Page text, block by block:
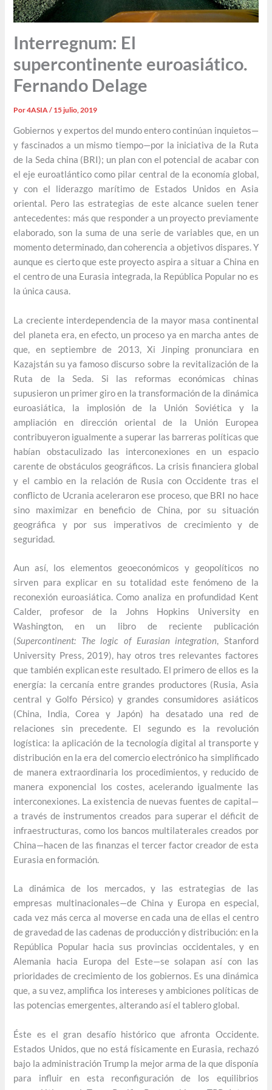
Interregnum: El
supercontinente euroasiático.
Fernando Delage
Por4ASIA/ 15 julio, 2019
Gobiernos y expertos del mundo entero continúan inquietos—
y fascinados a un mismo tiempo—por la iniciativa de la Ruta
de la Seda china (BRI); un plan con el potencial de acabar con
el eje euroatlántico como pilar central de la economía global,
y con el liderazgo marítimo de Estados Unidos en Asia
oriental. Pero las estrategias de este alcance suelen tener
antecedentes: más que responder a un proyecto previamente
elaborado, son la suma de una serie de variables que, en un
momento determinado, dan coherencia a objetivos dispares. Y
aunque es cierto que este proyecto aspira a situar a China en
el centro de una Eurasia integrada, la República Popular no es
la única causa.
La creciente interdependencia de la mayor masa continental
del planeta era, en efecto, un proceso ya en marcha antes de
que, en septiembre de 2013, Xi Jinping pronunciara en
Kazajstán su ya famoso discurso sobre la revitalización de la
Ruta de la Seda. Si las reformas económicas chinas
supusieron un primer giro en la transformación de la dinámica
euroasiática, la implosión de la Unión Soviética y la
ampliación en dirección oriental de la Unión Europea
contribuyeron igualmente a superar las barreras políticas que
habían obstaculizado las interconexiones en un espacio
carente de obstáculos geográficos. La crisis financiera global
y el cambio en la relación de Rusia con Occidente tras el
conflicto de Ucrania aceleraron ese proceso, que BRI no hace
sino maximizar en beneficio de China, por su situación
geográfica y por sus imperativos de crecimiento y de
seguridad.
Aun así, los elementos geoeconómicos y geopolíticos no
sirven para explicar en su totalidad este fenómeno de la
reconexión euroasiática. Como analiza en profundidad Kent
Calder, profesor de la Johns Hopkins University en
Washington, en un libro de reciente publicación
(Supercontinent: The logic of Eurasian integration, Stanford
University Press, 2019), hay otros tres relevantes factores
que también explican este resultado. El primero de ellos es la
energía: la cercanía entre grandes productores (Rusia, Asia
central y Golfo Pérsico) y grandes consumidores asiáticos
(China, India, Corea y Japón) ha desatado una red de
relaciones sin precedente. El segundo es la revolución
logística: la aplicación de la tecnología digital al transporte y
distribución en la era del comercio electrónico ha simplificado
de manera extraordinaria los procedimientos, y reducido de
manera exponencial los costes, acelerando igualmente las
interconexiones. La existencia de nuevas fuentes de capital—
a través de instrumentos creados para superar el déficit de
infraestructuras, como los bancos multilaterales creados por
China—hacen de las finanzas el tercer factor creador de esta
Eurasia en formación.
La dinámica de los mercados, y las estrategias de las
empresas multinacionales—de China y Europa en especial,
cada vez más cerca al moverse en cada una de ellas el centro
de gravedad de las cadenas de producción y distribución: en la
República Popular hacia sus provincias occidentales, y en
Alemania hacia Europa del Este—se solapan así con las
prioridades de crecimiento de los gobiernos. Es una dinámica
que, a su vez, amplifica los intereses y ambiciones políticas de
las potencias emergentes, alterando así el tablero global.
Éste es el gran desafío histórico que afronta Occidente.
Estados Unidos, que no está físicamente en Eurasia, rechazó
bajo la administración Trump la mejor arma de la que disponía
para influir en esta reconfiguración de los equilibrios